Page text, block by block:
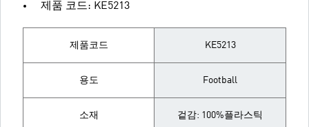
제품 코드: KE5213
제품코드 KE5213
용도 Football
소재 겉감: 100%플라스틱